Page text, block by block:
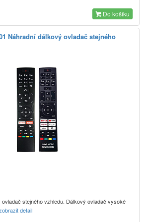
Do košíku
Náhradní dálkový ovladač stejného
stejného vzhledu. Dálkový ovladač vysoké
detail